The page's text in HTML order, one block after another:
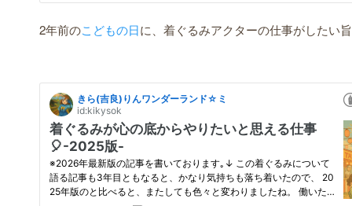
2年前のこどもの日に、着ぐるみアクターの仕事がしたい